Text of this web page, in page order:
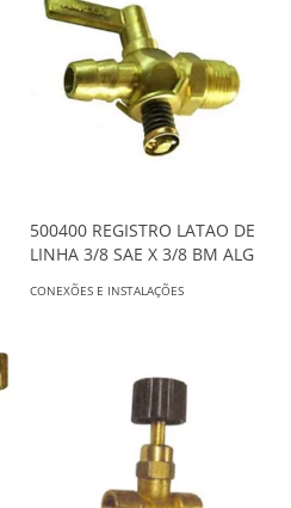
500400 REGISTRO LATAO DE
LINHA 3/8 SAE X 3/8 BM ALG
CONEXÕES E INSTALAÇÕES